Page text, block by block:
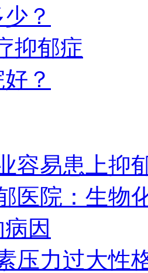
？
抑郁症
？
容易患上抑
医院：生物
因
压力过大性